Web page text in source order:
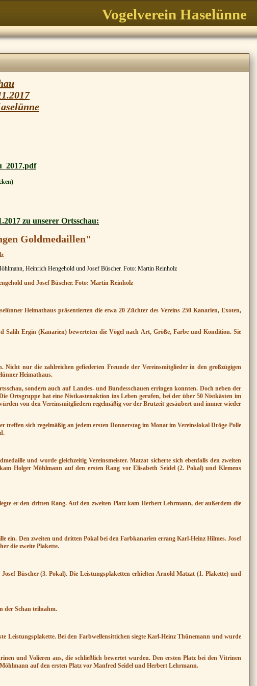
Vogelverein Haselünne
zu unserer Ortsschau:
Goldmedaillen"
und Josef Büscher. Foto: Martin Reinholz
Heimathaus präsentierten die etwa 20 Züchter des Vereins 250 Kanarien, Exoten,
Ergin (Kanarien) bewerteten die Vögel nach Art, Größe, Farbe und Kondition. Sie
nur die zahlreichen gefiederten Freunde der Vereinsmitglieder in den großzügigen
Heimathaus.
sondern auch auf Landes- und Bundesschauen erringen konnten. Doch neben der
Ortsgruppe hat eine Nistkastenaktion ins Leben gerufen, bei der über 50 Nistkästen im
von den Vereinsmitgliedern regelmäßig vor der Brutzeit gesäubert und immer wieder
treffen sich regelmäßig an jedem ersten Donnerstag im Monat im Vereinslokal Dröge-Polle
und wurde gleichzeitig Vereinsmeister. Matzat sicherte sich ebenfalls den zweiten
Holger Möhlmann auf den ersten Rang vor Elisabeth Seidel (2. Pokal) und Klemens
er den dritten Rang. Auf den zweiten Platz kam Herbert Lehrmann, der außerdem die
ein. Den zweiten und dritten Pokal bei den Farbkanarien errang Karl-Heinz Hilmes. Josef
die zweite Plakette.
Büscher (3. Pokal). Die Leistungsplaketten erhielten Arnold Matzat (1. Plakette) und
der Schau teilnahm.
Leistungsplakette. Bei den Farbwellensittichen siegte Karl-Heinz Thünemann und wurde
und Volieren aus, die schließlich bewertet wurden.Den ersten Platz bei den Vitrinen
auf den ersten Platz vor Manfred Seidel und Herbert Lehrmann.